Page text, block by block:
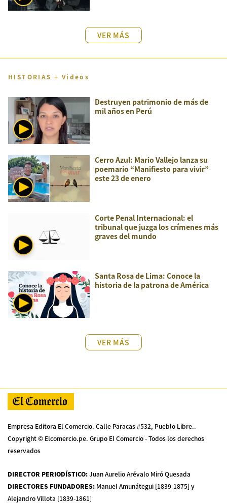
VER MÁS
HISTORIAS + Videos
Destruyen patrimonio de más de
mil años en Perú
Cerro Azul: Mario Vallejo lanza su
poemario “Manifiesto para vivir”
este 23 de enero
Corte Penal Internacional: el
tribunal que juzga los crímenes más
graves del mundo
Santa Rosa de Lima: Conoce la
historia de la patrona de América
VER MÁS
Empresa Editora El Comercio. Calle Paracas #532, Pueblo Libre..
Copyright © Elcomercio.pe. Grupo El Comercio - Todos los derechos
reservados
DIRECTOR PERIODÍSTICO:Juan Aurelio Arévalo Miró Quesada
DIRECTORES FUNDADORES: Manuel Amunátegui [1839-1875] y
Alejandro Villota [1839-1861]